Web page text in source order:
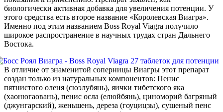
биологически активная добавка для увеличения потенции. У
этого средства есть второе название «Королевская Виагра».
Именно под этим названием Boss Royal Viagra получило
широкое распространение в научных трудах стран Дальнего
Востока.
В отличие от знаменитой соперницы Виагры этот препарат
создан только из натуральных компонентов: Пенис
пятнистого оленя (сюэлубянь), яички тибетского яка
(хаонюгаовань), пенис осла (елюйбянь), циноморий багряный
(джунгарский), женьшень, дереза (гоуцицзы), сушеный пенс